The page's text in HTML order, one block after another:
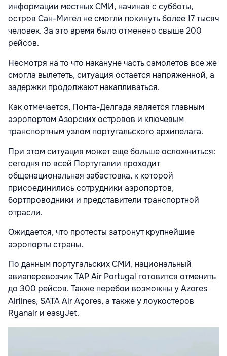
информации местных СМИ, начиная с субботы,
остров Сан-Мигел не смогли покинуть более 17 тысяч
человек. За это время было отменено свыше 200
рейсов.
Несмотря на то что накануне часть самолетов все же
смогла вылететь, ситуация остается напряженной, а
задержки продолжают накапливаться.
Как отмечается, Понта-Делгада является главным
аэропортом Азорских островов и ключевым
транспортным узлом португальского архипелага.
При этом ситуация может еще больше осложниться:
сегодня по всей Португалии проходит
общенациональная забастовка, к которой
присоединились сотрудники аэропортов,
бортпроводники и представители транспортной
отрасли.
Ожидается, что протесты затронут крупнейшие
аэропорты страны.
По данным португальских СМИ, национальный
авиаперевозчик TAP Air Portugal готовится отменить
до 300 рейсов. Также перебои возможны у Azores
Airlines, SATA Air Açores, а также у лоукостеров
Ryanair и easyJet.